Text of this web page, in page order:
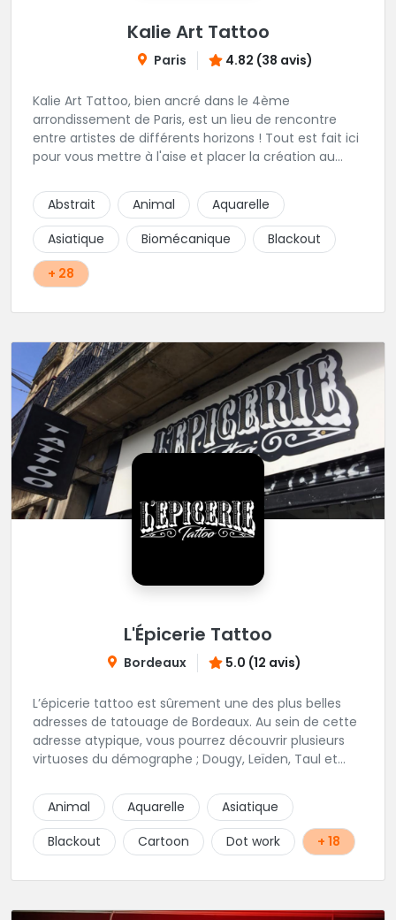
Kalie Art Tattoo
Paris 4.82 (38 avis)
Kalie Art Tattoo, bien ancré dans le 4ème
arrondissement de Paris, est un lieu de rencontre
entre artistes de différents horizons ! Tout est fait ici
pour vous mettre à l'aise et placer la création au
Abstrait
Animal
Aquarelle
Asiatique
Biomécanique
Blackout
+ 28
L'Épicerie Tattoo
Bordeaux 5.0 (12 avis)
L’épicerie tattoo est sûrement une des plus belles
adresses de tatouage de Bordeaux. Au sein de cette
adresse atypique, vous pourrez découvrir plusieurs
virtuoses du démographe ; Dougy, Leïden, Taul et
enfant et sympathique, vous pourrez demander
conseil pour votre tattoo. N'hésitez plus une seconde
pour rencontrer cette belle équipe !
Animal Aquarelle
Asiatique
Blackout
Cartoon Dot work + 18